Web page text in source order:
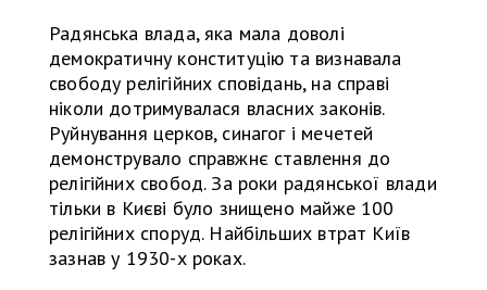
Радянська влада, яка мала доволі
демократичну конституцію та визнавала
свободу релігійних сповідань, на справі
ніколи дотримувалася власних законів.
Руйнування церков, синагог і мечетей
демонструвало справжнє ставлення до
релігійних свобод. За роки радянської влади
тільки в Києві було знищено майже 100
релігійних споруд. Найбільших втрат Київ
зазнав у 1930-х роках.